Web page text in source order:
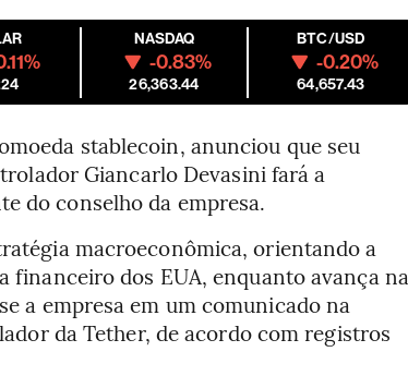
NASDAQ
-0.83%
26,363.44
BTC/USD
-0.20%
64,657.43
stablecoin, anunciou que seu
Giancarlo Devasini fará a
do conselho da empresa.
macroeconômica, orientando a
financeiro dos EUA, enquanto avança na
a empresa em um comunicado na
da Tether, de acordo com registros